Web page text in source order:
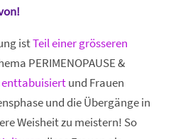
istTeil einer grösseren
PERIMENOPAUSE &
enttabuisiertund Frauen
und die Übergänge in
Weisheit zu meistern! So